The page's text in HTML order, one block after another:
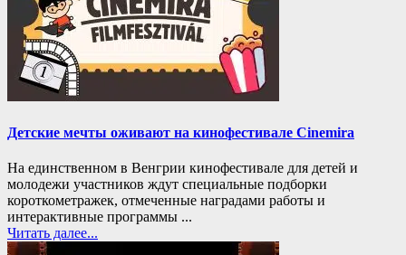
Детские мечты оживают на кинофестивале Cinemira
На единственном в Венгрии кинофестивале для детей и
молодежи участников ждут специальные подборки
короткометражек, отмеченные наградами работы и
интерактивные программы ...
Читать далее...